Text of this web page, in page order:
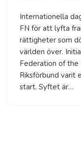
Internationella
FN för att lyfta
rättigheter som
världen över.
Federation of the
Riksförbund varit
start. Syftet är…